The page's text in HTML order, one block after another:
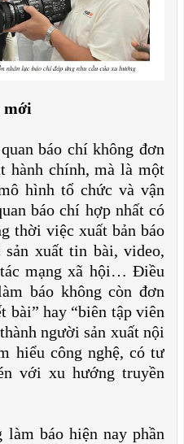
mới
báo chí không đơn
hành chính, mà là một
hình tổ chức và vận
báo chí hợp nhất có
thời việc xuất bản báo
xuất tin bài, video,
mạng xã hội… Điều
báo không còn đơn
bài” hay “biên tập viên
người sản xuất nội
hiểu công nghệ, có tư
với xu hướng truyền
báo hiện nay phần